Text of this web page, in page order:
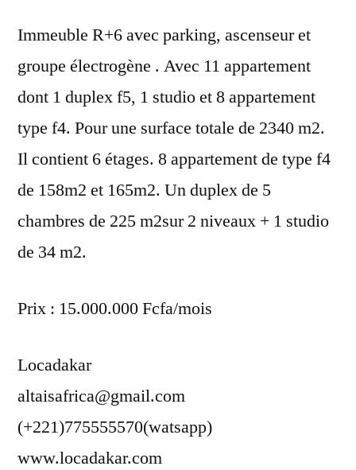
Immeuble R+6 avec parking, ascenseur et
groupe électrogène . Avec 11 appartement
dont 1 duplex f5, 1 studio et 8 appartement
type f4. Pour une surface totale de 2340 m2.
Il contient 6 étages. 8 appartement de type f4
de 158m2 et 165m2. Un duplex de 5
chambres de 225 m2sur 2 niveaux + 1 studio
de 34 m2.
Prix : 15.000.000 Fcfa/mois
Locadakar
altaisafrica@gmail.com
(+221)775555570(watsapp)
www.locadakar.com